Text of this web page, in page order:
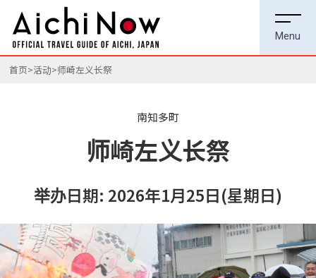
首页 活动 师崎左义长祭
南知多町
师崎左义长祭
举办日期: 2026年1月25日(星期日)